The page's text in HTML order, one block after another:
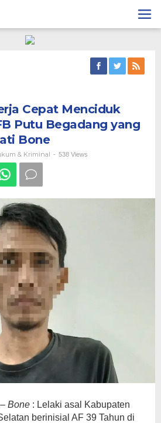
Cepat Menciduk
Putu Begadang yang
Bone
& Kriminal - 538 Views
– Bone : Lelaki asal Kabupaten
berinisial AF 39 Tahun di